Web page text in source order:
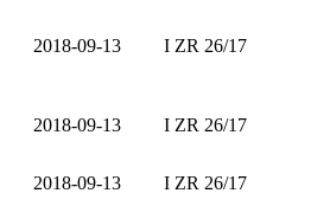
2018-09-13 I ZR 26/17
2018-09-13 I ZR 26/17
2018-09-13 I ZR 26/17